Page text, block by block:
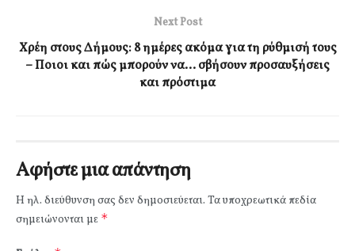
Next Post
Χρέη στους Δήμους: 8 ημέρες ακόμα για τη ρύθμισή τους
– Ποιοι και πώς μπορούν να… σβήσουν προσαυξήσεις
και πρόστιμα
Αφήστε μια απάντηση
Η ηλ. διεύθυνση σας δεν δημοσιεύεται. Τα υποχρεωτικά πεδία
σημειώνονται με *